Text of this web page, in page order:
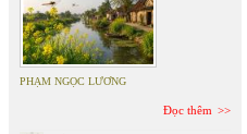
PHẠM NGỌC LƯƠNG
Đọc thêm